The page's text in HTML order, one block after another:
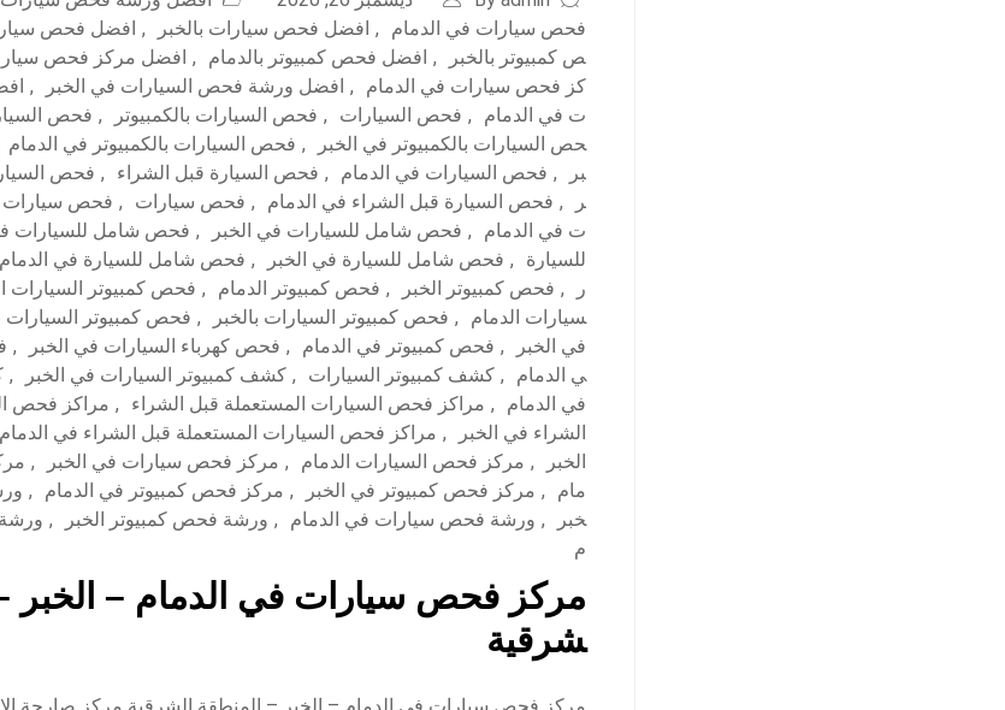
فحص سيارات في الدمام
, افضل فحص سيارات بالخبر , افضل فحص
ص كمبيوتر بالخبر
, افضل فحص كمبيوتر بالدمام , افضل مركز فحص
كز فحص سيارات في الدمام
, افضل ورشة فحص السيارات في الخبر ,
ت في الدمام
, فحص السيارات , فحص السيارات بالكمبيوتر , فحص
حص السيارات بالكمبيوتر في الخبر
, فحص السيارات بالكمبيوتر في الدمام
بر
, فحص السيارات في الدمام , فحص السيارة قبل الشراء , فحص
ر
, فحص السيارة قبل الشراء في الدمام , فحص سيارات , فحص سيارات
ت في الدمام
, فحص شامل للسيارات في الخبر , فحص شامل للسيارات
للسيارة
, فحص شامل للسيارة في الخبر , فحص شامل للسيارة في الدمام
ر
, فحص كمبيوتر الخبر , فحص كمبيوتر الدمام , فحص كمبيوتر السيارات
سيارات الدمام
, فحص كمبيوتر السيارات بالخبر , فحص كمبيوتر السيارات
في الخبر
, فحص كمبيوتر في الدمام , فحص كهرباء السيارات في الخبر ,
ي الدمام
, كشف كمبيوتر السيارات , كشف كمبيوتر السيارات في الخبر ,
في الدمام
, مراكز فحص السيارات المستعملة قبل الشراء , مراكز فحص
الشراء في الخبر
, مراكز فحص السيارات المستعملة قبل الشراء في الدمام
الخبر
, مركز فحص السيارات الدمام , مركز فحص سيارات في الخبر ,
مام
, مركز فحص كمبيوتر في الخبر , مركز فحص كمبيوتر في الدمام ,
خبر
, ورشة فحص سيارات في الدمام , ورشة فحص كمبيوتر الخبر ,
م
مركز فحص سيارات في الدمام – الخبر –
شرقية